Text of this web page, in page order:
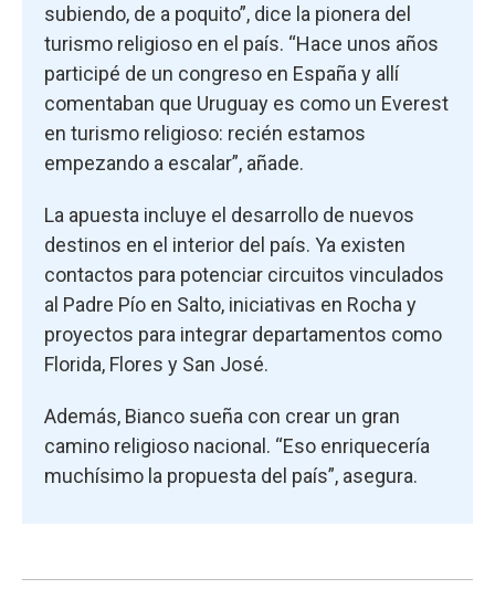
subiendo, de a poquito”, dice la pionera del
turismo religioso en el país. “Hace unos años
participé de un congreso en España y allí
comentaban que Uruguay es como un Everest
en turismo religioso: recién estamos
empezando a escalar”, añade.
La apuesta incluye el desarrollo de nuevos
destinos en el interior del país. Ya existen
contactos para potenciar circuitos vinculados
al Padre Pío en Salto, iniciativas en Rocha y
proyectos para integrar departamentos como
Florida, Flores y San José.
Además, Bianco sueña con crear un gran
camino religioso nacional. “Eso enriquecería
muchísimo la propuesta del país”, asegura.